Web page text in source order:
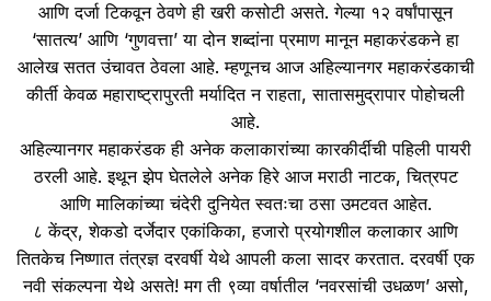
आणि दर्जा टिकवून ठेवणे ही खरी कसोटी असते. गेल्या १२ वर्षांपासून
‘सातत्य’ आणि ‘गुणवत्ता’ या दोन शब्दांना प्रमाण मानून महाकरंडकने हा
आलेख सतत उंचावत ठेवला आहे. म्हणूनच आज अहिल्यानगर महाकरंडकाची
कीर्ती केवळ महाराष्ट्रापुरती मर्यादित न राहता, सातासमुद्रापार पोहोचली
आहे.
अहिल्यानगर महाकरंडक ही अनेक कलाकारांच्या कारकीर्दीची पहिली पायरी
ठरली आहे. इथून झेप घेतलेले अनेक हिरे आज मराठी नाटक, चित्रपट
आणि मालिकांच्या चंदेरी दुनियेत स्वतःचा ठसा उमटवत आहेत.
८ केंद्र, शेकडो दर्जेदार एकांकिका, हजारो प्रयोगशील कलाकार आणि
तितकेच निष्णात तंत्रज्ञ दरवर्षी येथे आपली कला सादर करतात. दरवर्षी एक
नवी संकल्पना येथे असते! मग ती ९व्या वर्षातील ‘नवरसांची उधळण’ असो,